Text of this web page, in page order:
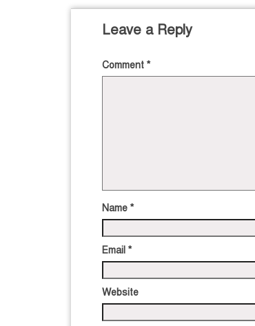
Leave a Reply
Comment *
Name *
Email *
Website